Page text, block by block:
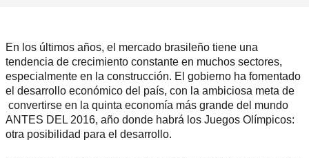
En los últimos años, el mercado brasileño tiene una
tendencia de crecimiento constante en muchos sectores,
especialmente en la construcción. El gobierno ha fomentado
el desarrollo económico del país, con la ambiciosa meta de
convertirse en la quinta economía más grande del mundo
ANTES DEL 2016, año donde habrá los Juegos Olímpicos:
otra posibilidad para el desarrollo.